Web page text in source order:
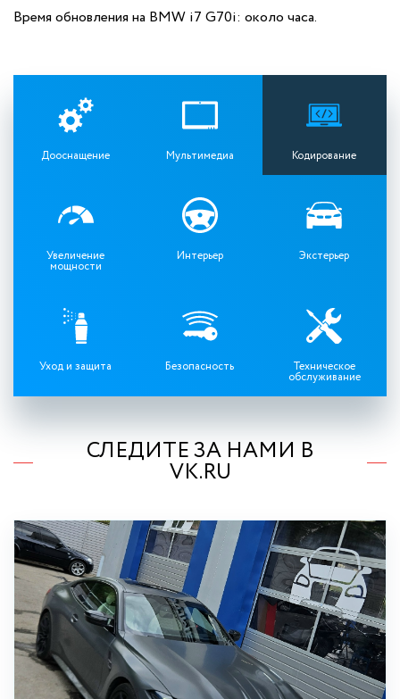
Время обновления на BMW i7 G70i: около часа.
Дооснащение Мультимедиа Кодирование
Увеличение
мощности
Интерьер Экстерьер
Уход и защита Безопасность Техническое
обслуживание
СЛЕДИТЕ ЗА НАМИ В
VK.RU